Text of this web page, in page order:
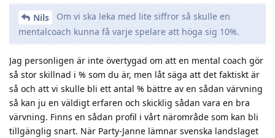
Nils
Om vi ska leka med lite siffror så skulle en
mentalcoach kunna få varje spelare att höga sig 10%.
Jag personligen är inte övertygad om att en mental coach gör
så stor skillnad i % som du är, men låt säga att det faktiskt är
så och att vi skulle bli ett antal % bättre av en sådan värvning
så kan ju en väldigt erfaren och skicklig sådan vara en bra
värvning. Finns en sådan profil i vårt närområde som kan bli
tillgänglig snart. När Party-Janne lämnar svenska landslaget